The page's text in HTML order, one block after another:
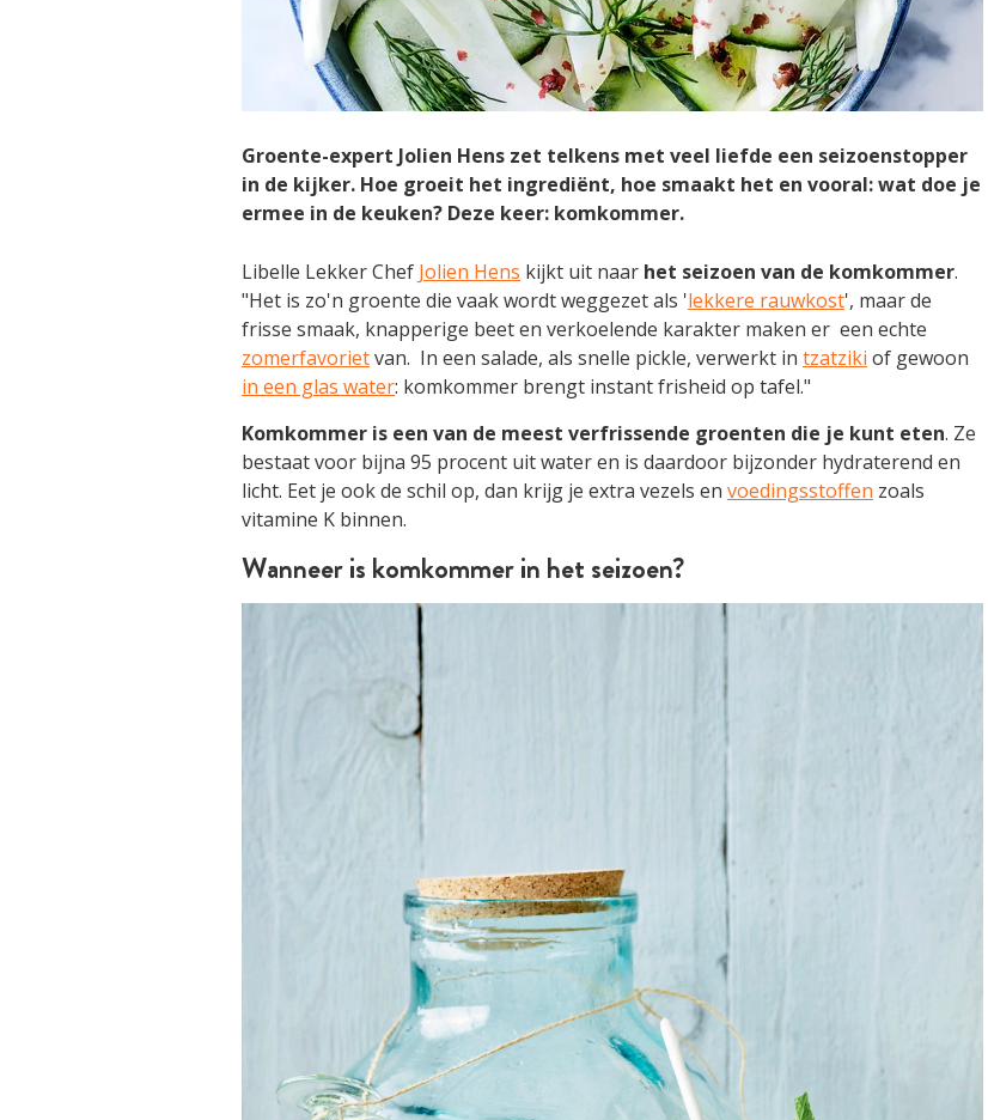
Groente-expert Jolien Hens zet telkens met veel liefde een seizoenstopper
in de kijker. Hoe groeit het ingrediënt, hoe smaakt het en vooral: wat doe je
ermee in de keuken? Deze keer: komkommer.
Libelle Lekker Chef Jolien Hens kijkt uit naar het seizoen van de komkommer.
"Het is zo'n groente die vaak wordt weggezet als 'lekkere rauwkost', maar de
frisse smaak, knapperige beet en verkoelende karakter maken er een echte
zomerfavorietvan. In een salade, als snelle pickle, verwerkt in tzatziki of gewoon
in een glas water: komkommer brengt instant frisheid op tafel."
Komkommer is een van de meest verfrissende groenten die je kunt eten. Ze
bestaat voor bijna 95 procent uit water en is daardoor bijzonder hydraterend en
licht. Eet je ook de schil op, dan krijg je extra vezels en voedingsstoffen zoals
vitamine K binnen.
Wanneer is komkommer in het seizoen?